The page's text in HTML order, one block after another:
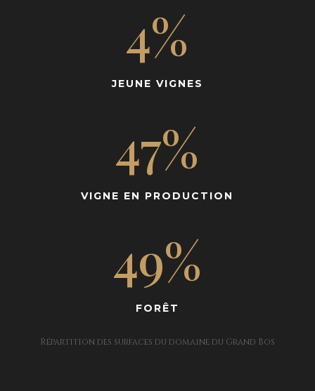
4%
JEUNE VIGNES
47%
VIGNE EN PRODUCTION
49%
FORÊT
Répartition des surfaces du domaine du Grand Bos